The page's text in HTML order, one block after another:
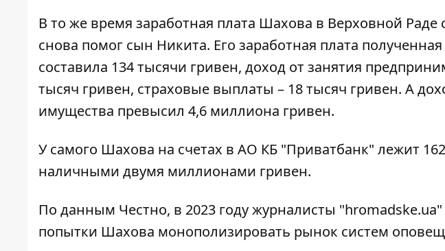
В то же время заработная плата Шахова в Верховной Раде
снова помог сын Никита. Его заработная плата
составила 134 тысячи гривен, доход от занятия
тысяч гривен, страховые выплаты – 18 тысяч гривен. А
имущества превысил 4,6 миллиона гривен.
У самого Шахова на счетах в АО КБ "Приватбанк" лежит
наличными двумя миллионами гривен.
По данным Честно, в 2023 году журналисты
попытки Шахова монополизировать рынок систем